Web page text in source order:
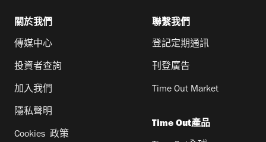
關於我們
傳媒中心
投資者查詢
加入我們
隱私聲明
Cookies 政策
聯繫我們
登記定期通訊
刊登廣告
Time Out Market
Time Out產品